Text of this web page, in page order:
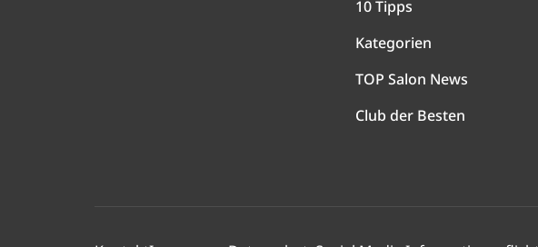
10 Tipps
Kategorien
TOP Salon News
Club der Besten